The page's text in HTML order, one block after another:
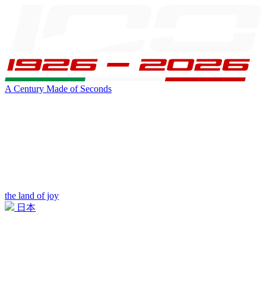
A Century Made of Seconds
the land of joy
日本